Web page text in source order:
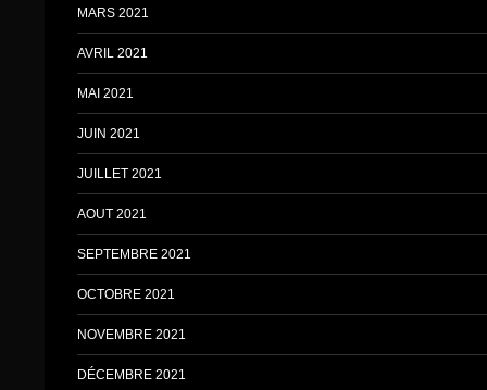
MARS 2021
AVRIL 2021
MAI 2021
JUIN 2021
JUILLET 2021
AOUT 2021
SEPTEMBRE 2021
OCTOBRE 2021
NOVEMBRE 2021
DÉCEMBRE 2021